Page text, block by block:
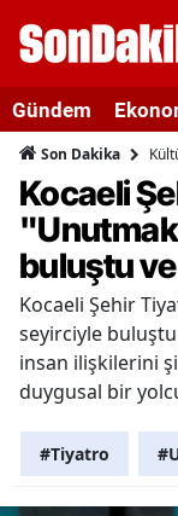
Gündem
Son Dakika
Kocaeli
buluştu
Kocaeli Şehir
seyirciyle
insan ilişkilerini
duygusal bir
#Tiyatro